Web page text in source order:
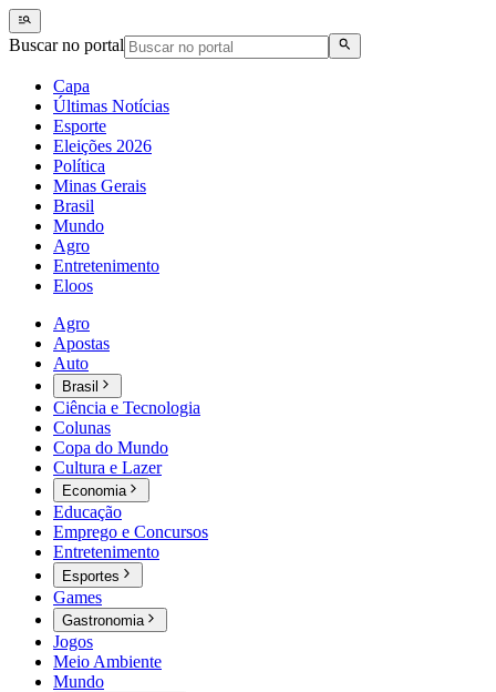
Buscar no portal
Capa
Últimas Notícias
Esporte
Eleições 2026
Política
Minas Gerais
Brasil
Mundo
Agro
Entretenimento
Eloos
Agro
Apostas
Auto
Brasil
Ciência e Tecnologia
Colunas
Copa do Mundo
Cultura e Lazer
Economia
Educação
Emprego e Concursos
Entretenimento
Esportes
Games
Gastronomia
Jogos
Meio Ambiente
Mundo